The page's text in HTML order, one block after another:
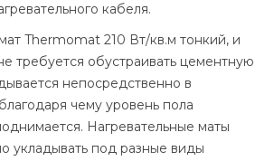
кабеля.
Thermomat 210 Вт/кв.м тонкий, и
требуется обустраивать цементную
непосредственно в
чему уровень пола
Нагревательные маты
укладывать под разные виды